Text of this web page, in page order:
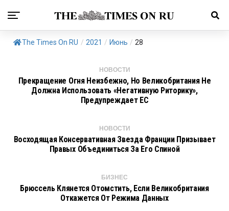
The Times On RU / 2021 / Июнь / 28
НОВОСТИ
Прекращение Огня Неизбежно, Но Великобритания Не
Должна Использовать «негативную Риторику»,
Предупреждает ЕС
НОВОСТИ
Восходящая Консервативная Звезда Франции Призывает
Правых Объединиться За Его Спиной
БИЗНЕС
Брюссель Клянется Отомстить, Если Великобритания
Откажется От Режима Данных